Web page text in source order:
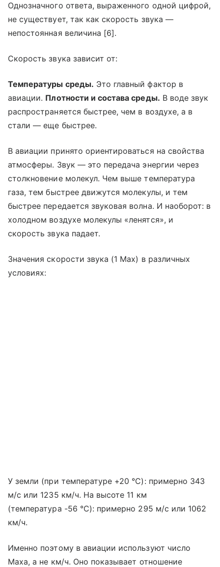
Однозначного ответа, выраженного одной цифрой,
не существует, так как скорость звука —
непостоянная величина [6].
Скорость звука зависит от:
Температуры среды. Это главный фактор в
авиации. Плотности и состава среды. В воде звук
распространяется быстрее, чем в воздухе, а в
стали — еще быстрее.
В авиации принято ориентироваться на свойства
атмосферы. Звук — это передача энергии через
столкновение молекул. Чем выше температура
газа, тем быстрее движутся молекулы, и тем
быстрее передается звуковая волна. И наоборот: в
холодном воздухе молекулы «ленятся», и
скорость звука падает.
Значения скорости звука (1 Мах) в различных
условиях:
У земли (при температуре +20 °C): примерно 343
м/с или 1235 км/ч. На высоте 11 км
(температура -56 °C): примерно 295 м/с или 1062
км/ч.
Именно поэтому в авиации используют число
Маха, а не км/ч. Оно показывает отношение